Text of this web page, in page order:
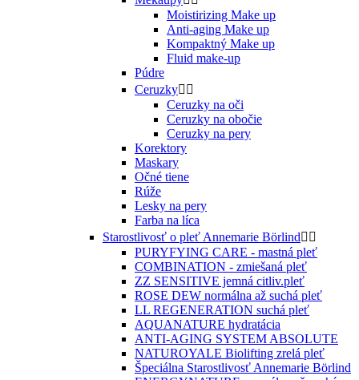
Moistirizing Make up
Anti-aging Make up
Kompaktný Make up
Fluid make-up
Púdre
Ceruzky 
Ceruzky na oči
Ceruzky na obočie
Ceruzky na pery
Korektory
Maskary
Očné tiene
Rúže
Lesky na pery
Farba na líca
Starostlivosť o pleť Annemarie Börlind 
PURYFYING CARE - mastná pleť
COMBINATION - zmiešaná pleť
ZZ SENSITIVE jemná citliv.pleť
ROSE DEW normálna až suchá pleť
LL REGENERATION suchá pleť
AQUANATURE hydratácia
ANTI-AGING SYSTEM ABSOLUTE
NATUROYALE Biolifting zrelá pleť
Špeciálna Starostlivosť Annemarie Börlind